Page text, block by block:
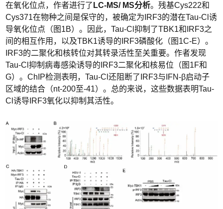
在氧化位点，作者进行了 LC-MS/ MS分析。残基Cys222和
Cys371在物种之间是保守的，被确定为IRF3的潜在Tau-Cl诱
导氧化位点（图1B）。因此，Tau-Cl抑制了TBK1和IRF3之
间的相互作用，以及TBK1诱导的IRF3磷酸化（图1C-E）。
IRF3的二聚化和核转位对其转录活性至关重要。作者发现
Tau-Cl抑制病毒感染诱导的IRF3二聚化和核易位（图1F和
G）。ChIP检测表明，Tau-Cl还阻断了IRF3与IFN-β启动子
区域的结合（nt-200至-41）。总的来说，这些数据表明Tau-
Cl诱导IRF3氧化以抑制其活性。